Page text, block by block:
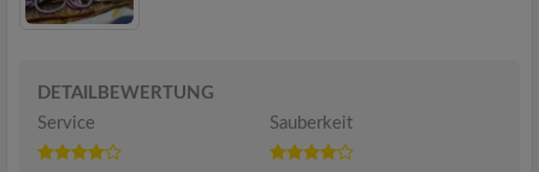
DETAILBEWERTUNG
Service
Sauberkeit